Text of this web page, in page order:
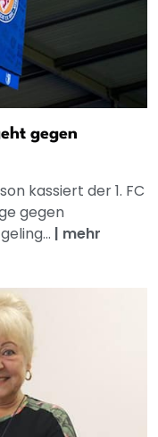
gegen
kassiert der 1. FC
gegen
| mehr